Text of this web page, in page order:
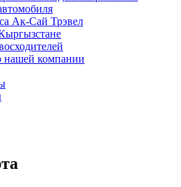
Ак-Сай Трэвел
компании